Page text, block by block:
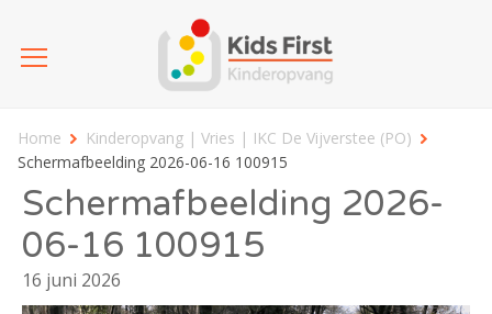
Home
Kinderopvang | Vries | IKC De Vijverstee (PO)
Schermafbeelding 2026-06-16 100915
Schermafbeelding 2026-
06-16 100915
16 juni 2026